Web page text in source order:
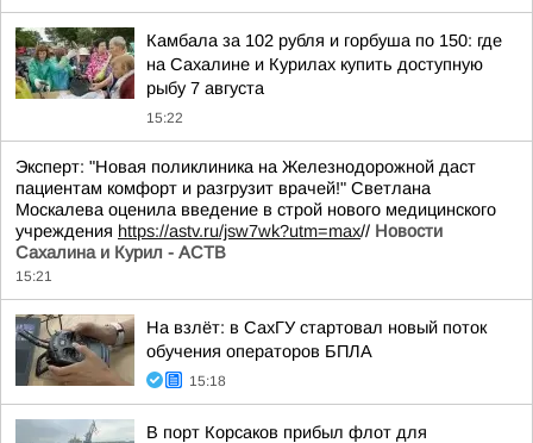
Камбала за 102 рубля и горбуша по 150: где
на Сахалине и Курилах купить доступную
рыбу 7 августа
15:22
Эксперт: "Новая поликлиника на Железнодорожной даст
пациентам комфорт и разгрузит врачей!" Светлана
Москалева оценила введение в строй нового медицинского
учреждения https://astv.ru/jsw7wk?utm=max// Новости
Сахалина и Курил - АСТВ
15:21
На взлёт: в СахГУ стартовал новый поток
обучения операторов БПЛА
15:18
В порт Корсаков прибыл флот для